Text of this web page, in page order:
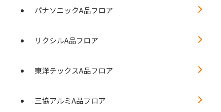
パナソニックA品フロア
リクシルA品フロア
東洋テックスA品フロア
三協アルミA品フロア